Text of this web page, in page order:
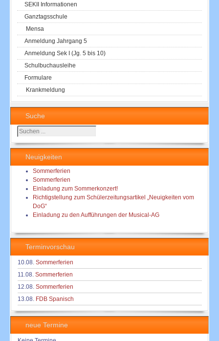
SEKII Informationen
Ganztagsschule
Mensa
Anmeldung Jahrgang 5
Anmeldung Sek I (Jg. 5 bis 10)
Schulbuchausleihe
Formulare
Krankmeldung
Suche
Suchen
...
Neuigkeiten
Sommerferien
Sommerferien
Einladung zum Sommerkonzert!
Richtigstellung zum Schülerzeitungsartikel „Neuigkeiten vom
DoG“
Einladung zu den Aufführungen der Musical-AG
Terminvorschau
10.08. Sommerferien
11.08. Sommerferien
12.08. Sommerferien
13.08. FDB Spanisch
neue Termine